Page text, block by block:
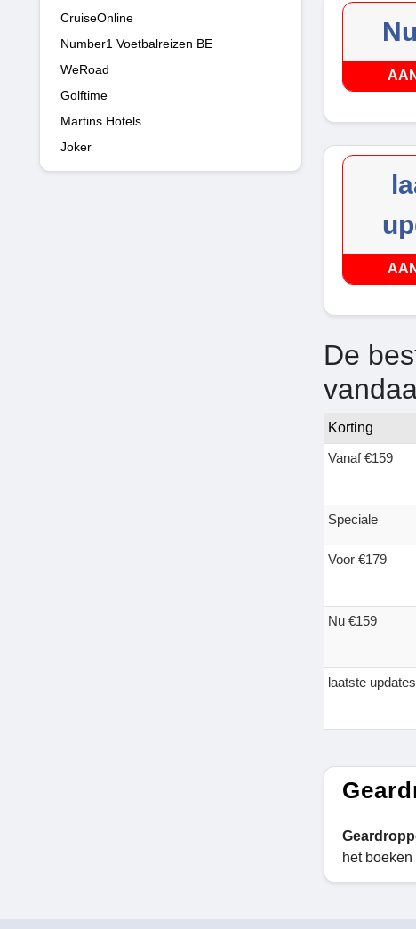
CruiseOnline
Number1 Voetbalreizen BE
WeRoad
Golftime
Martins Hotels
Joker
De
Korting
Vanaf €159
Speciale
Voor €179
Nu €159
laatste updates
het